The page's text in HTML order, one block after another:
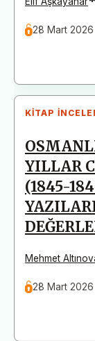
28 Mart 2026
KITAP
YILLAR
(1845-
Mehmet
28 Mart 2026